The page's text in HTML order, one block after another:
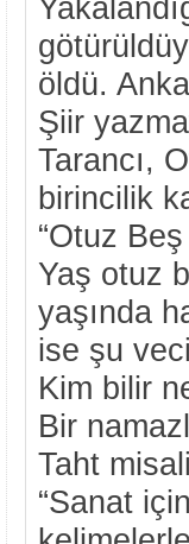
öldü.
Şiir
Tarancı,
birincilik
“Otuz
Yaş otuz
yaşında
ise şu
Kim bilir
Bir
Taht
“Sanat